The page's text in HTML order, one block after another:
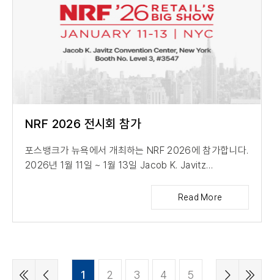
NRF 2026 전시회 참가
포스뱅크가 뉴욕에서 개최하는 NRF 2026에 참가합니다.
2026년 1월 11일 ~ 1월 13일 Jacob K. Javitz
Read More
1 2 3 4 5